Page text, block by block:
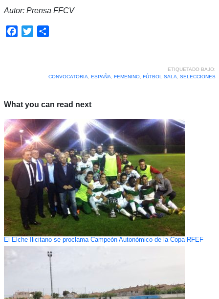
Autor: Prensa FFCV
Facebook
Twitter
ETIQUETADO BAJO:
CONVOCATORIA
ESPAÑA FEMENINO, FÚTBOL SALA SELECCIONES
What you can read next
El Elche Ilicitano se proclama Campeón Autonómico de la Copa RFEF